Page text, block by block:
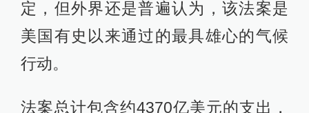
定，但外界还是普遍认为，该法案是
美国有史以来通过的最具雄心的气候
行动。
法案总计包含约4370亿美元的支出，